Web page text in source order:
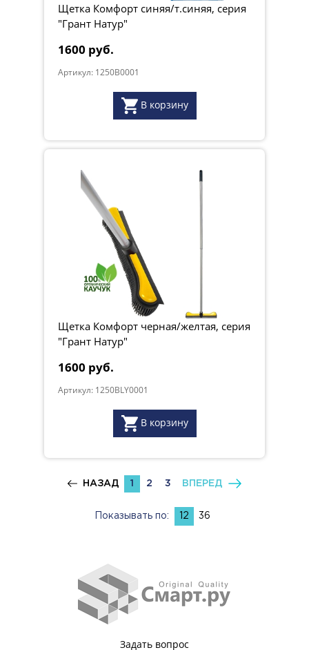
Щетка Комфорт синяя/т.синяя, серия
"Грант Натур"
1600 руб.
Артикул: 1250B0001
В корзину
Щетка Комфорт черная/желтая, серия
"Грант Натур"
1600 руб.
Артикул: 1250BLY0001
В корзину
НАЗАД 1 2 3 ВПЕРЕД
Показывать по: 12 36
Задать вопрос